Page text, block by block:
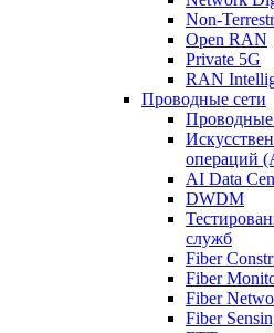
Non-
Open RAN
Private 5G
RAN
Проводные сети
Проводные
операций
AI Data
DWDM
служб
Fiber
Fiber
Fiber
Fiber